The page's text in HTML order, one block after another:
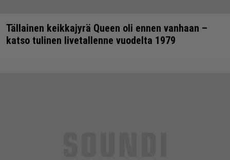
Tällainen keikkajyrä Queen oli ennen vanhaan –
katso tulinen livetallenne vuodelta 1979